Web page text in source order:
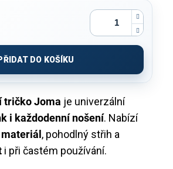
tričko Joma je univerzální
i každodenní nošení. Nabízí
, pohodlný střih a
i při častém používání.
DO KOŠÍKU